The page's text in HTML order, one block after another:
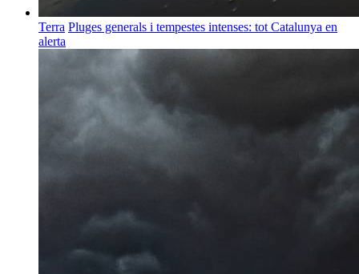
Terra Pluges generals i tempestes intenses: tot Catalunya en
alerta